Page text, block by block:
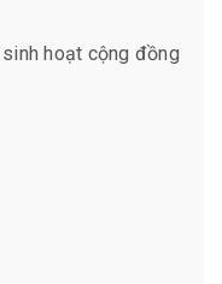
hoạt cộng đồng